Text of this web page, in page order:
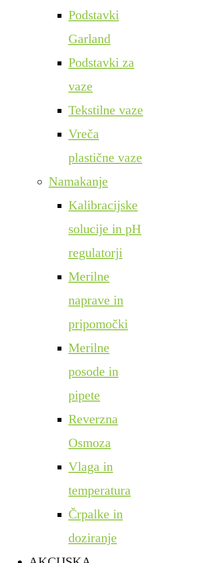
Podstavki
Garland
Podstavki za
vaze
Tekstilne vaze
Vreča
plastične vaze
Namakanje
Kalibracijske
solucije in pH
regulatorji
Merilne
naprave in
pripomočki
Merilne
posode in
pipete
Reverzna
Osmoza
Vlaga in
temperatura
Črpalke in
doziranje